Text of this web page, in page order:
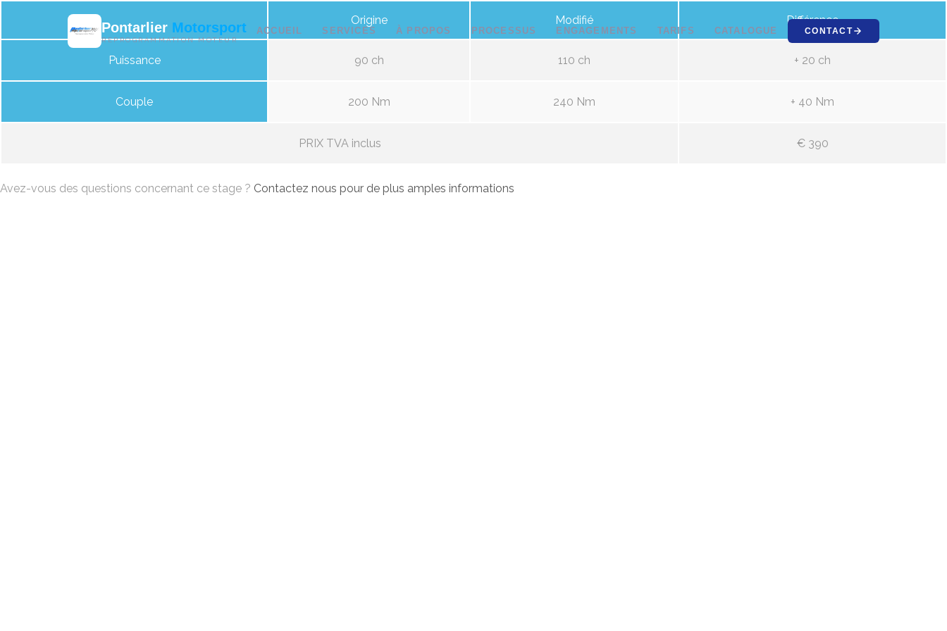
Pontarlier Motorsport
REPROGRAMMATION MOTEUR
ACCUEIL SERVICES À PROPOS PROCESSUS ENGAGEMENTS TARIFS CATALOGUE CONTACT
Origine Modifié Différence
Puissance 90 ch 110 ch + 20 ch
Couple 200 Nm 240 Nm + 40 Nm
PRIX TVA inclus € 390
Avez-vous des questions concernant ce stage ? Contactez nous pour de plus amples informations